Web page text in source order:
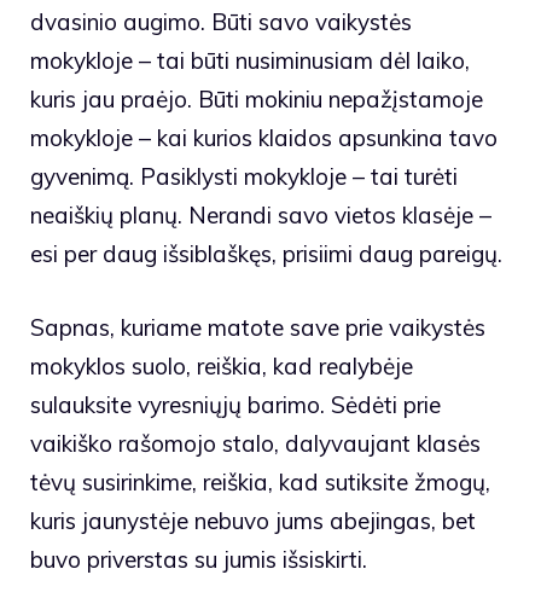
dvasinio augimo. Būti savo vaikystės
mokykloje – tai būti nusiminusiam dėl laiko,
kuris jau praėjo. Būti mokiniu nepažįstamoje
mokykloje – kai kurios klaidos apsunkina tavo
gyvenimą. Pasiklysti mokykloje – tai turėti
neaiškių planų. Nerandi savo vietos klasėje –
esi per daug išsiblaškęs, prisiimi daug pareigų.
Sapnas, kuriame matote save prie vaikystės
mokyklos suolo, reiškia, kad realybėje
sulauksite vyresniųjų barimo. Sėdėti prie
vaikiško rašomojo stalo, dalyvaujant klasės
tėvų susirinkime, reiškia, kad sutiksite žmogų,
kuris jaunystėje nebuvo jums abejingas, bet
buvo priverstas su jumis išsiskirti.